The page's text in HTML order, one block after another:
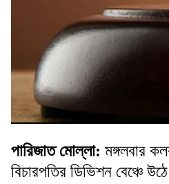
পারিজাত মোল্লা: মঙ্গলবার
বিচারপতির ডিভিশন বেঞ্চে